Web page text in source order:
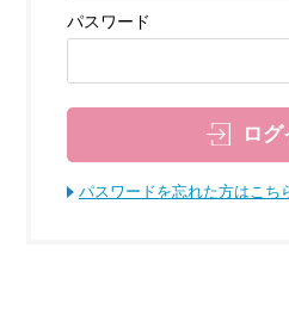
パスワード
ログ
パスワードを忘れた方はこち